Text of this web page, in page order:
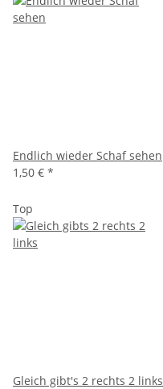
Endlich wieder Schaf sehen
1,50 € *
Top
Gleich gibt's 2 rechts 2 links